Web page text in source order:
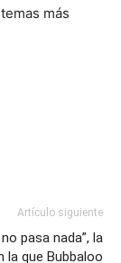
más
Artículo siguiente
no pasa nada”, la
la que Bubbaloo